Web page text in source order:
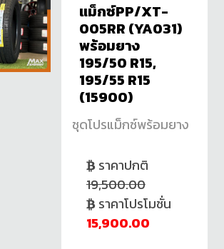
แม็กซ์PP/XT-
005RR (YA031)
พร้อมยาง
195/50 R15,
195/55 R15
(15900)
ชุดโปรแม็กซ์พร้อมยาง
ราคาปกติ
19,500.00
ราคาโปรโมชั่น
15,900.00